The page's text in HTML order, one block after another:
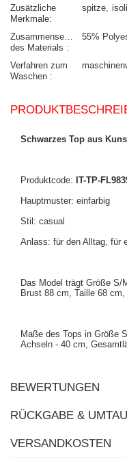
Zusätzliche
Merkmale
spitze
Zusammensetzung
des Materials
55%
Verfahren zum
Waschen
Schwarzes Top aus
Produktcode: IT-TP-
Hauptmuster: einfarbig
Stil: casual
Anlass: für den Alltag, für
Das Model trägt Größe S/
Brust 88 cm, Taille 68
Maße des Tops in Größe
Achseln - 40 cm,
BEWERTUNGEN
RÜCKGABE &
VERSANDKOSTEN